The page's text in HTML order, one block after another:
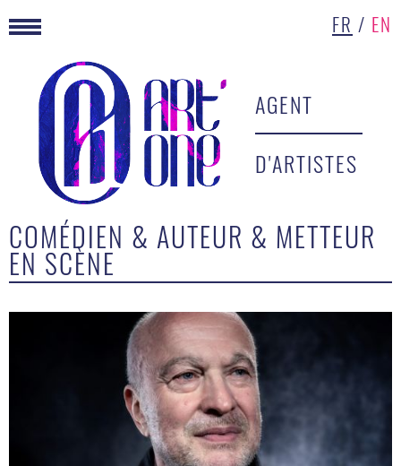
FR / EN
AGENT
D'ARTISTES
COMÉDIEN & AUTEUR & METTEUR
EN SCÈNE